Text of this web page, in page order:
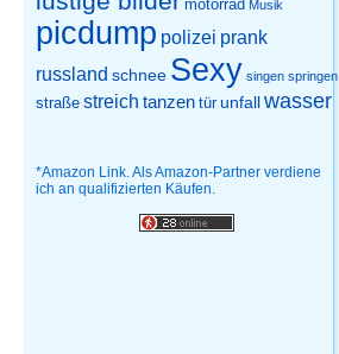
motorrad Musik
picdump polizei prank
russland schnee Sexy singen springen
straße streich tanzen tür unfallwasser
*Amazon Link. Als Amazon-Partner verdiene
ich an qualifizierten Käufen.